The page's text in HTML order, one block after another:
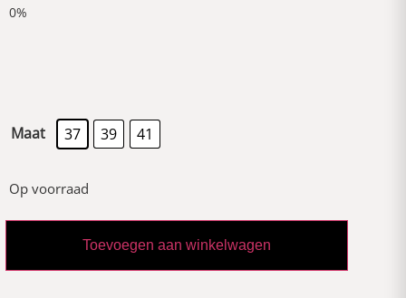
Maat 37 39 41
Op voorraad
Toevoegen aan winkelwagen